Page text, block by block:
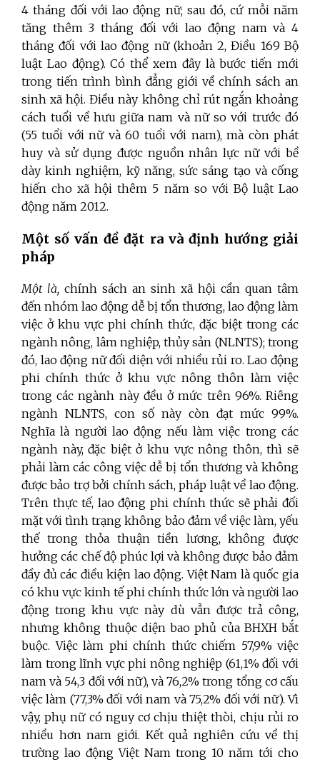
4 tháng đối với lao động nữ; sau đó, cứ mỗi năm
tăng thêm 3 tháng đối với lao động nam và 4
tháng đối với lao động nữ (khoản 2, Điều 169 Bộ
luật Lao động). Có thể xem đây là bước tiến mới
trong tiến trình bình đẳng giới về chính sách an
sinh xã hội. Điều này không chỉ rút ngắn khoảng
cách tuổi về hưu giữa nam và nữ so với trước đó
(55 tuổi với nữ và 60 tuổi với nam), mà còn phát
huy và sử dụng được nguồn nhân lực nữ với bề
dày kinh nghiệm, kỹ năng, sức sáng tạo và cống
hiến cho xã hội thêm 5 năm so với Bộ luật Lao
động năm 2012.
Một số vấn đề đặt ra và định hướng giải
pháp
Một là, chính sách an sinh xã hội cần quan tâm
đến nhóm lao động dễ bị tổn thương, lao động làm
việc ở khu vực phi chính thức, đặc biệt trong các
ngành nông, lâm nghiệp, thủy sản (NLNTS); trong
đó, lao động nữ đối diện với nhiều rủi ro. Lao động
phi chính thức ở khu vực nông thôn làm việc
trong các ngành này đều ở mức trên 96%. Riêng
ngành NLNTS, con số này còn đạt mức 99%.
Nghĩa là người lao động nếu làm việc trong các
ngành này, đặc biệt ở khu vực nông thôn, thì sẽ
phải làm các công việc dễ bị tổn thương và không
được bảo trợ bởi chính sách, pháp luật về lao động.
Trên thực tế, lao động phi chính thức sẽ phải đối
mặt với tình trạng không bảo đảm về việc làm, yếu
thế trong thỏa thuận tiền lương, không được
hưởng các chế độ phúc lợi và không được bảo đảm
đầy đủ các điều kiện lao động. Việt Nam là quốc gia
có khu vực kinh tế phi chính thức lớn và người lao
động trong khu vực này dù vẫn được trả công,
nhưng không thuộc diện bao phủ của BHXH bắt
buộc. Việc làm phi chính thức chiếm 57,9% việc
làm trong lĩnh vực phi nông nghiệp (61,1% đối với
nam và 54,3 đối với nữ), và 76,2% trong tổng cơ cấu
việc làm (77,3% đối với nam và 75,2% đối với nữ). Vì
vậy, phụ nữ có nguy cơ chịu thiệt thòi, chịu rủi ro
nhiều hơn nam giới. Kết quả nghiên cứu về thị
trường lao động Việt Nam trong 10 năm tới cho